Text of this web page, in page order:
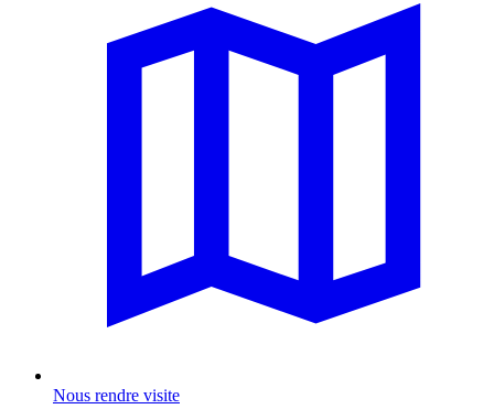
Nous rendre visite